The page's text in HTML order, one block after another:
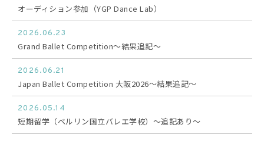
オーディション参加（YGP Dance Lab）
2026.06.23
Grand Ballet Competition〜結果追記〜
2026.06.21
Japan Ballet Competition 大阪2026〜結果追記〜
2026.05.14
短期留学（ベルリン国立バレエ学校）〜追記あり〜